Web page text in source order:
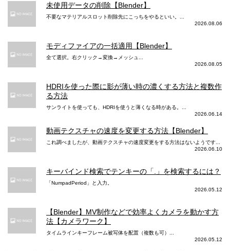
動画メインカメラ タイムラプスビデオ
動画メインカメラ タイムラプスナイトモード
動画フロントカメラ 1080p HD 撮影
25/30fps 30fps
動画フロントカメラ 720p HD 撮影
動画フロントカメラ シネマティックモード
動画フロントカメラ 手ぶれ補正
未使用データの削除【Blender】
不要なマテリアルスロット削除先にこっちをやるといい。...
2026.08.06
モディファイアの一括適用【Blender】
全て選択。右クリック→変換→メッシュ...
2026.08.05
HDRIを使った際に影が薄い時の濃くする方法と複数作
る方法
サンライトを使っても、HDRIを使うと薄くなる時がある。...
2026.06.14
動画テクスチャの速度を変更する方法【Blender】
これ調べましたが、動画テクスチャの速度変更をする方法はないようです...
2026.06.10
キーバインド検索でテンキーの「.」を検索するには？
「NumpadPeriod」と入力。
2026.05.12
【Blender】MV制作などで効率よくカメラを動かす方
法【カメラワーク】
タイムラインキーフレーム被写体を配置（複数も可）...
2026.05.12